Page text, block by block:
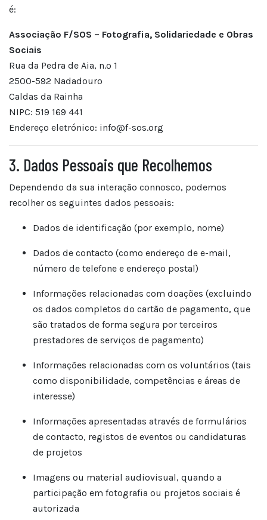
é:
Associação F/SOS – Fotografia, Solidariedade e Obras
Sociais
Rua da Pedra de Aia, n.º 1
2500-592 Nadadouro
Caldas da Rainha
NIPC: 519 169 441
Endereço eletrónico: info@f-sos.org
3. Dados Pessoais que Recolhemos
Dependendo da sua interação connosco, podemos
recolher os seguintes dados pessoais:
Dados de identificação (por exemplo, nome)
Dados de contacto (como endereço de e-mail,
número de telefone e endereço postal)
Informações relacionadas com doações (excluindo
os dados completos do cartão de pagamento, que
são tratados de forma segura por terceiros
prestadores de serviços de pagamento)
Informações relacionadas com os voluntários (tais
como disponibilidade, competências e áreas de
interesse)
Informações apresentadas através de formulários
de contacto, registos de eventos ou candidaturas
de projetos
Imagens ou material audiovisual, quando a
participação em fotografia ou projetos sociais é
autorizada